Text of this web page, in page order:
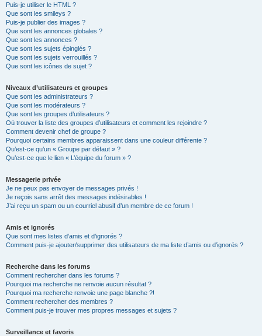
Puis-je utiliser le HTML ?
Que sont les smileys ?
Puis-je publier des images ?
Que sont les annonces globales ?
Que sont les annonces ?
Que sont les sujets épinglés ?
Que sont les sujets verrouillés ?
Que sont les icônes de sujet ?
Niveaux d’utilisateurs et groupes
Que sont les administrateurs ?
Que sont les modérateurs ?
Que sont les groupes d’utilisateurs ?
Où trouver la liste des groupes d’utilisateurs et comment les rejoindre ?
Comment devenir chef de groupe ?
Pourquoi certains membres apparaissent dans une couleur différente ?
Qu’est-ce qu’un « Groupe par défaut » ?
Qu’est-ce que le lien « L’équipe du forum » ?
Messagerie privée
Je ne peux pas envoyer de messages privés !
Je reçois sans arrêt des messages indésirables !
J’ai reçu un spam ou un courriel abusif d’un membre de ce forum !
Amis et ignorés
Que sont mes listes d’amis et d’ignorés ?
Comment puis-je ajouter/supprimer des utilisateurs de ma liste d’amis ou d’ignorés ?
Recherche dans les forums
Comment rechercher dans les forums ?
Pourquoi ma recherche ne renvoie aucun résultat ?
Pourquoi ma recherche renvoie une page blanche ?!
Comment rechercher des membres ?
Comment puis-je trouver mes propres messages et sujets ?
Surveillance et favoris